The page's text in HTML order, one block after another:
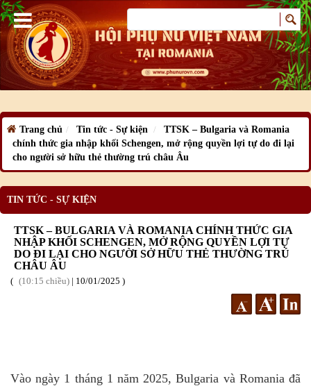
Trang chủ Tin tức - Sự kiện
TTSK – Bulgaria và Romania
chính thức gia nhập khối Schengen, mở rộng quyền lợi tự do đi lại
cho người sở hữu thẻ thường trú châu Âu
TIN TỨC - SỰ KIỆN
TTSK – BULGARIA VÀ ROMANIA CHÍNH THỨC GIA
NHẬP KHỐI SCHENGEN, MỞ RỘNG QUYỀN LỢI TỰ
DO ĐI LẠI CHO NGƯỜI SỞ HỮU THẺ THƯỜNG TRÚ
CHÂU ÂU
10:15 chiều | 10/01 /2025
Vào ngày 1 tháng 1 năm 2025, Bulgaria và Romania đã